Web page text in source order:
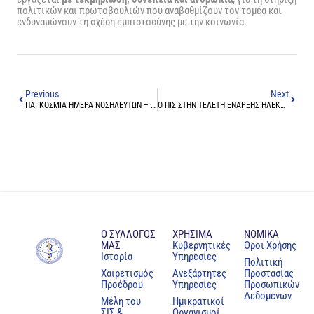
πολιτικών και πρωτοβουλιών που αναβαθμίζουν τον τομέα και
ενδυναμώνουν τη σχέση εμπιστοσύνης με την κοινωνία.
Previous
ΠΑΓΚΟΣΜΙΑ ΗΜΕΡΑ ΝΟΣΗΛΕΥΤΩΝ – ΤΙΜΗ ΚΑΙ ΑΝΑΓΝΩΡΙΣΗ
Next
O ΠΙΣ ΣΤΗΝ ΤΕΛΕΤΗ ΕΝΑΡΞΗΣ ΗΛΕΚΤΡΟΝΙΚΩΝ ΔΙΑΣΥΝΟΡΙΑΚΩΝ ΥΠΗΡΕΣΙΩΝ ΥΓΕΙΑΣ
Ο ΣΥΛΛΟΓΟΣ
ΜΑΣ
Ιστορία
Χαιρετισμός
Προέδρου
Μέλη του
ΧΡΗΣΙΜΑ
Κυβερνητικές
Υπηρεσίες
Ανεξάρτητες
Υπηρεσίες
Ημικρατικοί
NOMIKA
Oροι Χρήσης
Πολιτική
Προστασίας
Προσωπικών
Δεδομένων